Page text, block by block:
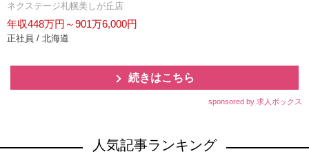
ネクステージ札幌美しが丘店
年収448万円～901万6,000円
正社員 / 北海道
続きはこちら
sponsored by 求人ボックス
人気記事ランキング